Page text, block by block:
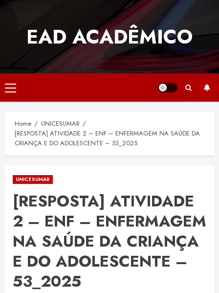
EAD ACADÊMICO
Primary
Menu
Home
UNICESUMAR
[RESPOSTA] ATIVIDADE 2 – ENF – ENFERMAGEM NA SAÚDE DA
CRIANÇA E DO ADOLESCENTE – 53_2025
UNICESUMAR
[RESPOSTA] ATIVIDADE
2 – ENF – ENFERMAGEM
NA SAÚDE DA CRIANÇA
E DO ADOLESCENTE –
53_2025